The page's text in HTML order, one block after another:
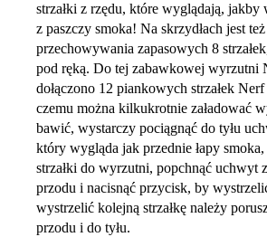
strzałki z rzędu, które wyglądają, jakby
z paszczy smoka! Na skrzydłach jest
przechowywania zapasowych 8
pod ręką. Do tej zabawkowej wyrzutni
dołączono 12 piankowych strzałek
czemu można kilkukrotnie załadować
bawić, wystarczy pociągnąć do tyłu
który wygląda jak przednie łapy smoka,
strzałki do wyrzutni, popchnąć uchwyt
przodu i nacisnąć przycisk, by
wystrzelić kolejną strzałkę należy
przodu i do tyłu.